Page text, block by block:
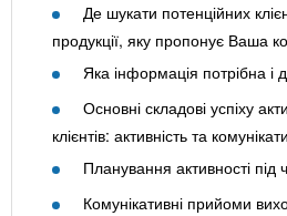
Де шукати потенційних
продукції, яку пропонує Ваша
Яка інформація потрібна і
Основні складові успіху
клієнтів: активність та
Планування активності під
Комунікативні прийоми